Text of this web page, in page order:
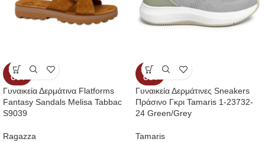
SOLD
OUT
Γυναικεία Δερμάτινα Flatforms
Fantasy Sandals Melisa Tabbac
S9039
Ragazza
SOLD
OUT
Γυναικεία Δερμάτινες Sneakers
Πράσινο Γκρι Tamaris 1-23732-
24 Green/Grey
Tamaris